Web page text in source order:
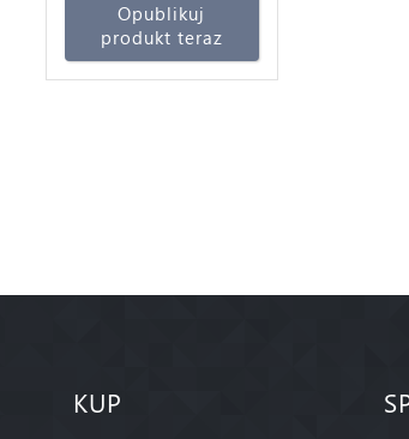
Opublikuj
produkt teraz
KUP